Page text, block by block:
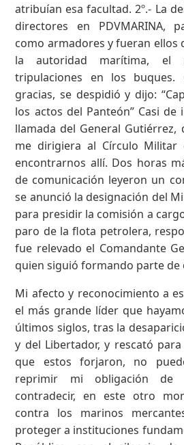
atribuían esa facultad. 2º.- La
directores en PDVMARINA,
como armadores y fueran ellos
la autoridad marítima, el
tripulaciones en los buques.
gracias, se despidió y dijo:
los actos del Panteón” Casi
llamada del General
me dirigiera al Círculo Militar
encontrarnos allí. Dos horas
de comunicación leyeron un
se anunció la designación del
para presidir la comisión a
paro de la flota petrolera,
fue relevado el Comandante
quien siguió formando parte de
Mi afecto y reconocimiento a
el más grande líder que
últimos siglos, tras la
y del Libertador, y rescató
que estos forjaron, no
reprimir mi obligación
contradecir, en este otro
contra los marinos
proteger a instituciones